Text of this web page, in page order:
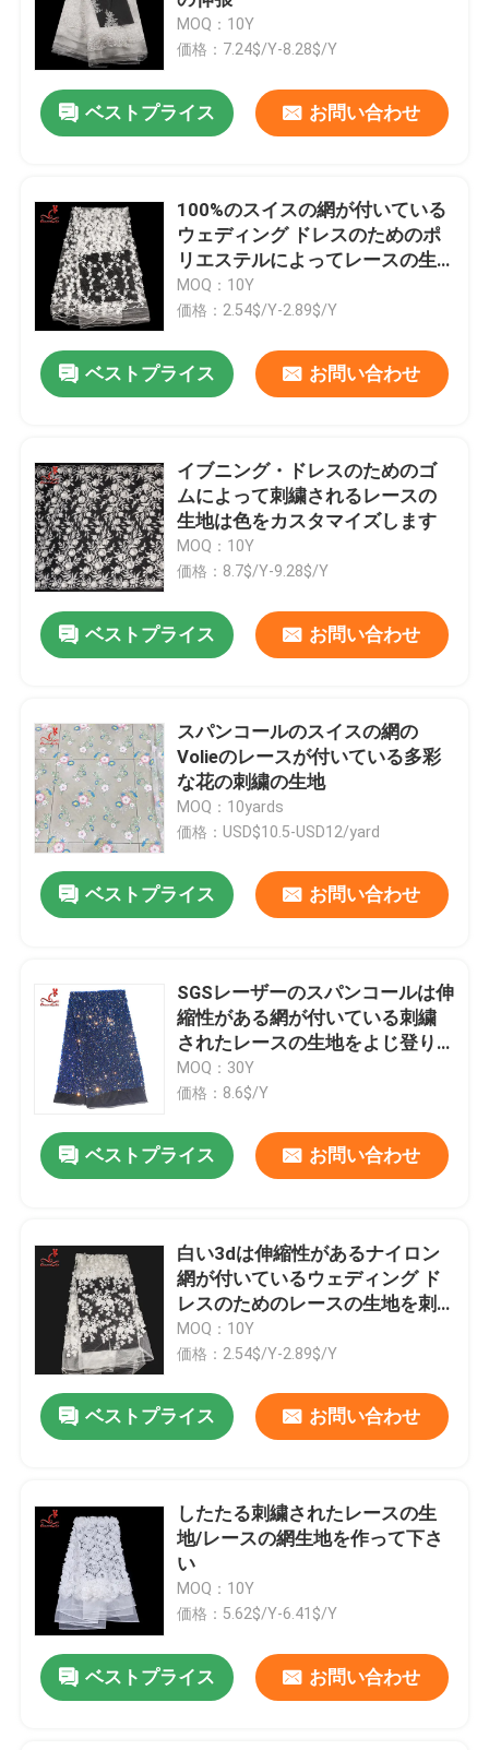
メッセージ
折り返しご連絡いたします！
送信
水溶性のレース
多着色されたレースの生地
刺繍されたアップリケ パッチ
レースつばのアップリケ
刺繍された網のレースの生地
3D花のレースの生地
ビーズのレースの生地
スパンコールのレースの生地
ナイロン レースのトリム
綿のレースの生地
綿のレースのトリム
死ぬレースの生地
Earloopの伸縮性があるコード
MOQ：10Y
価格：7.24$/Y-8.28$/Y
ベストプライス お問い合わせ
100%のスイスの網が付いている
ウェディング ドレスのためのポ
リエステルによってレースの生
地のBussyの刺繍される花のレー
ス
MOQ：10Y
価格：2.54$/Y-2.89$/Y
ベストプライス お問い合わせ
イブニング・ドレスのためのゴ
ムによって刺繍されるレースの
生地は色をカスタマイズします
MOQ：10Y
価格：8.7$/Y-9.28$/Y
ベストプライス お問い合わせ
スパンコールのスイスの網の
Volieのレースが付いている多彩
な花の刺繍の生地
MOQ：10yards
価格：USD$10.5-USD12/yard
ベストプライス お問い合わせ
SGSレーザーのスパンコールは伸
縮性がある網が付いている刺繍
されたレースの生地をよじ登り
ます
MOQ：30Y
価格：8.6$/Y
ベストプライス お問い合わせ
白い3dは伸縮性があるナイロン
網が付いているウェディング ド
レスのためのレースの生地を刺
繍しました
MOQ：10Y
価格：2.54$/Y-2.89$/Y
ベストプライス お問い合わせ
したたる刺繍されたレースの生
地/レースの網生地を作って下さ
い
MOQ：10Y
価格：5.62$/Y-6.41$/Y
ベストプライス お問い合わせ